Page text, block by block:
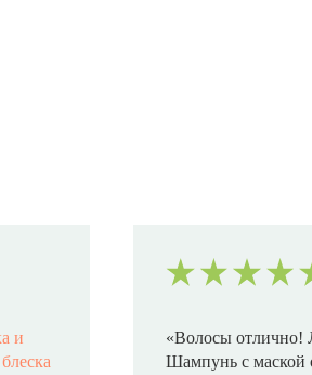
и
«Волосы отлично!
Шампунь с маской